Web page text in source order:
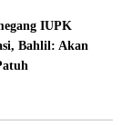
IUPK
Bahlil: Akan